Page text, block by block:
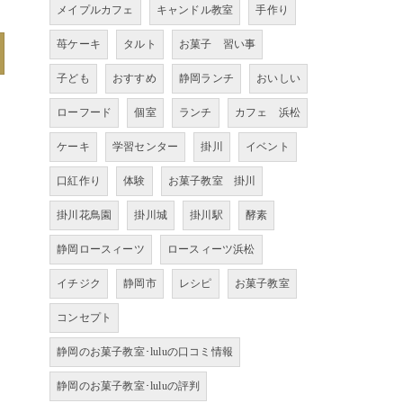
メイプルカフェ キャンドル教室 手作り
苺ケーキ タルト お菓子 習い事
子ども おすすめ 静岡ランチ おいしい
ローフード 個室 ランチ カフェ 浜松
ケーキ 学習センター 掛川 イベント
口紅作り 体験 お菓子教室 掛川
掛川花鳥園 掛川城 掛川駅 酵素
静岡ロースィーツ ロースィーツ浜松
イチジク 静岡市 レシピ お菓子教室
コンセプト
静岡のお菓子教室･luluの口コミ情報
静岡のお菓子教室･luluの評判